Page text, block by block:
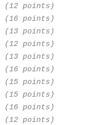
(12 points)
(16 points)
(13 points)
(12 points)
(13 points)
(16 points)
(15 points)
(15 points)
(16 points)
(12 points)